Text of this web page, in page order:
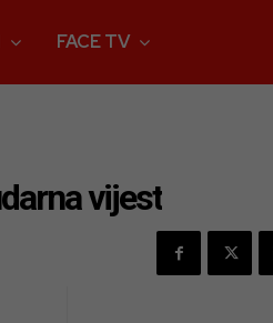
FACE TV
vijest